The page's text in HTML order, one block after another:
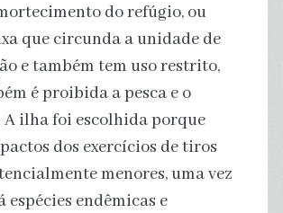
do refúgio, ou
que circunda a unidade de
e também tem uso restrito,
é proibida a pesca e o
ilha foi escolhida porque
dos exercícios de tiros
menores, uma vez
espécies endêmicas e